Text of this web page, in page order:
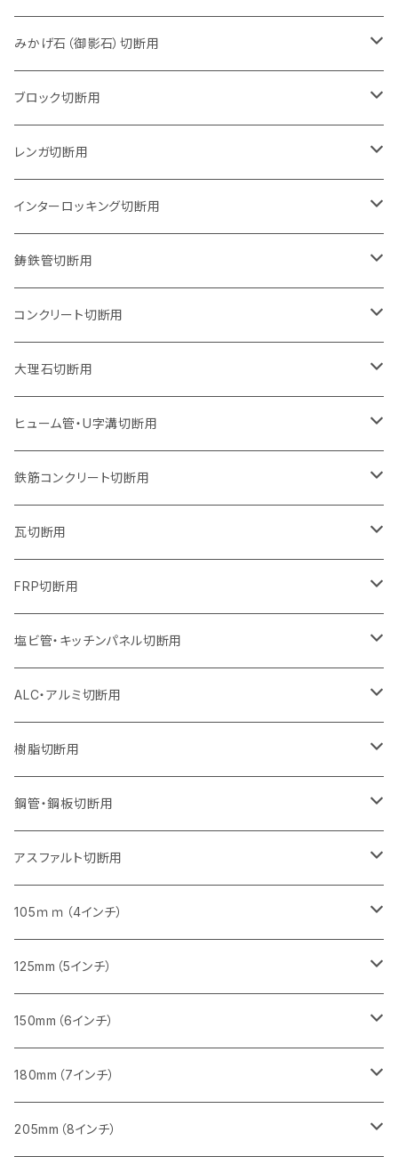
105mm（4インチ）
125mm（5インチ）
グラインダー取付用
石井超硬電動切断機 取付用
みかげ石（御影石）切断用
105mm（4インチ）
セグメントタイプ
セグメントタイプ（ビス穴付き
125mm（5インチ）
セグメントタイプ
セグメントタイプ（ビス穴付き
150mm（6インチ）
セグメントタイプ
180mm（7インチ）
セグメントタイプ
205mm（8インチ）
セグメントタイプ
230mm（9インチ）
セグメントタイプ
305mm（12インチ）
セグメント
セグメント（特殊凸凹加工チップ）
355mm（14インチ）
セグメント
セグメント（特殊凸凹加工チップ）
405mm（16インチ）
セグメントタイプ
ブロック切断用
105mm（4インチ）
セグメントタイプ
ウェーブタイプ
125mm（5インチ）
セグメントタイプ
ウェーブタイプ
150mm（6インチ）
セグメントタイプ
ウェーブタイプ
180mm（7インチ）
セグメントタイプ
ウェーブタイプ
205mm（8インチ）
セグメントタイプ
ウェーブタイプ
230mm（9インチ）
セグメントタイプ
ウェーブタイプ
255mm（10インチ）
セグメントタイプ
305mm（12インチ）
セグメント
セグメント（特殊凸凹加工チップ）
355mm（14インチ）
セグメント
セグメント（特殊凸凹加工チップ）
レンガ切断用
105mm（4インチ）
セグメントタイプ
ウェーブタイプ
125mm（5インチ）
セグメントタイプ
ウェーブタイプ
150mm（6インチ）
セグメントタイプ
ウェーブタイプ
180mm（7インチ）
セグメントタイプ
ウェーブタイプ
205mm（8インチ）
セグメントタイプ
ウェーブタイプ
230mm（9インチ）
セグメントタイプ
ウェーブタイプ
255mm（10インチ）
セグメントタイプ
305mm（12インチ）
セグメント
セグメント（特殊凸凹加工チップ）
355mm（14インチ）
セグメント
セグメント（特殊凸凹加工チップ）
インターロッキング切断用
105mm（4インチ）
セグメントタイプ
セグメントタイプ（ビス穴付き
125mm（5インチ）
セグメントタイプ
セグメントタイプ（ビス穴付き
150mm（6インチ）
セグメントタイプ
180mm（7インチ）
セグメントタイプ
205mm（8インチ）
セグメントタイプ
230mm（9インチ）
セグメントタイプ
255mm（10インチ）
セグメントタイプ（一般道路カッター用
305mm（12インチ）
セグメントタイプ
セグメントタイプ（一般道路カッター用
355mm（14インチ）
セグメントタイプ
セグメントタイプ（一般道路カッター用
405mm（16インチ）
セグメントタイプ
セグメントタイプ（一般道路カッター用
455mm（18インチ）
セグメント（一般道路カッター用
鋳鉄管切断用
105mm（4インチ）
セグメントタイプ
セグメントタイプ（ビス穴付き
125mm（5インチ）
セグメントタイプ
セグメントタイプ（ビス穴付き
150mm（6インチ）
セグメントタイプ
180mm（7インチ）
セグメントタイプ
205mm（8インチ）
セグメントタイプ
230mm（9インチ）
セグメントタイプ
305mm（12インチ）
セグメントタイプ
埋設鋳鉄管工事対応タイプ
355mm（14インチ）
セグメントタイプ
埋設鋳鉄管工事対応タイプ
405mm（16インチ）
セグメントタイプ
埋設鋳鉄管工事対応タイプ
コンクリート切断用
105mm（4インチ）
セグメントタイプ
ウェーブタイプ
125mm（5インチ）
セグメントタイプ
ウェーブタイプ
150mm（6インチ）
セグメントタイプ
ウェーブタイプ
180mm（7インチ）
セグメントタイプ
ウェーブタイプ
205mm（8インチ）
セグメントタイプ
ウェーブタイプ
230mm（9インチ）
セグメントタイプ
ウェーブタイプ
255mm（10インチ）
セグメントタイプ
セグメントタイプ（一般道路カッター用
305mm（12インチ）
セグメント
セグメント（特殊凸凹加工チップ）
355mm（14インチ）
セグメント
セグメント（特殊凸凹加工チップ）
405mm（16インチ）
セグメント
セグメント（一般道路カッター用
473mm（18インチ）
セグメント（一般道路カッター用
大理石切断用
125mm（5インチ）
ヒューム管・U字溝切断用
105mm（4インチ）
セグメントタイプ
125mm（5インチ）
セグメントタイプ
150mm（6インチ）
セグメントタイプ
180mm（7インチ）
セグメントタイプ
205mm（8インチ）
セグメントタイプ
230mm（9インチ）
セグメントタイプ
255mm（10インチ）
セグメントタイプ
305mm（12インチ）
セグメント
セグメント（特殊凸凹加工チップ）
355mm（14インチ）
セグメント
セグメント（特殊凸凹加工チップ）
405mm（16インチ）
セグメントタイプ
鉄筋コンクリート切断用
305mm（12インチ）
セグメントタイプ
355mm（14インチ）
セグメントタイプ
405mm（16インチ）
セグメントタイプ
瓦切断用
105mm（4インチ）
FRP切断用
125ｍｍ（5インチ）
塩ビ管・キッチンパネル切断用
125ｍｍ（5インチ）
ALC・アルミ切断用
305mm（12インチ）
砥石（補強綱入り）
355mm（14インチ）
砥石（補強綱入り）
樹脂切断用
305mm（12インチ）
砥石（補強綱入り）
355mm（14インチ）
砥石（補強綱入り）
鋼管・鋼板切断用
305mm（12インチ）
砥石（補強綱入り）
355mm（14インチ）
砥石（補強綱入り）
アスファルト切断用
255ｍｍ（10インチ）
一般道路カッター用
305ｍｍ（12インチ）
一般道路カッター用
355ｍｍ（14インチ）
一般道路カッター用
405mm（16インチ）
一般道路カッター用
455ｍｍ（18インチ）
105ｍｍ（4インチ）
タイル切断用
みかげ石（御影石）切断用
コンクリート切断用
ブロック切断用
125mm（5インチ）
タイル切断用
みかげ石（御影石）切断用
コンクリート切断用
150mm（6インチ）
みかげ石（御影石）切断用
コンクリート切断用
180mm（7インチ）
みかげ石（御影石）切断用
205mm（8インチ）